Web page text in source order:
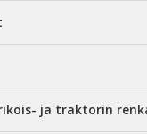
ja traktorin